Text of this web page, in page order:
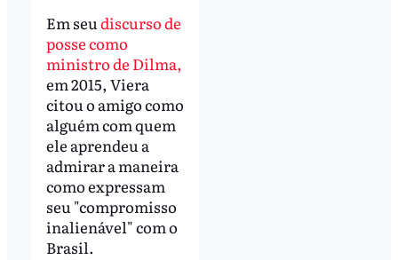
Em seudiscurso de
posse como
ministro de Dilma,
em 2015, Viera
citou o amigo como
alguém com quem
ele aprendeu a
admirar a maneira
como expressam
seu "compromisso
inalienável" com o
Brasil.